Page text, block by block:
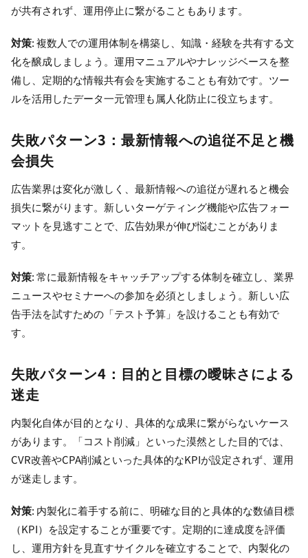
が共有されず、運用停止に繋がることもあります。
対策: 複数人での運用体制を構築し、知識・経験を共有する文
化を醸成しましょう。運用マニュアルやナレッジベースを整
備し、定期的な情報共有会を実施することも有効です。ツー
ルを活用したデータ一元管理も属人化防止に役立ちます。
失敗パターン3：最新情報への追従不足と機
会損失
広告業界は変化が激しく、最新情報への追従が遅れると機会
損失に繋がります。新しいターゲティング機能や広告フォー
マットを見逃すことで、広告効果が伸び悩むことがありま
す。
対策: 常に最新情報をキャッチアップする体制を確立し、業界
ニュースやセミナーへの参加を必須としましょう。新しい広
告手法を試すための「テスト予算」を設けることも有効で
す。
失敗パターン4：目的と目標の曖昧さによる
迷走
内製化自体が目的となり、具体的な成果に繋がらないケース
があります。「コスト削減」といった漠然とした目的では、
CVR改善やCPA削減といった具体的なKPIが設定されず、運用
が迷走します。
対策: 内製化に着手する前に、明確な目的と具体的な数値目標
（KPI）を設定することが重要です。定期的に達成度を評価
し、運用方針を見直すサイクルを確立することで、内製化の